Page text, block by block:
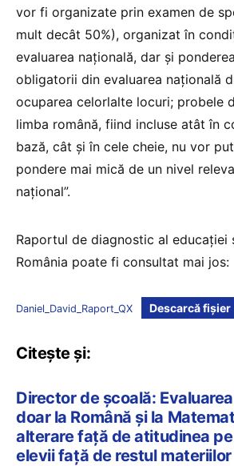
vor fi organizate prin examen de
mult decât 50%), organizat în
evaluarea națională, dar și
obligatorii din evaluarea națională
ocuparea celorlalte locuri; probele
limba română, fiind incluse atât în
bază, cât și în cele cheie, nu vor
pondere mai mică de un nivel
național”.
Raportul de diagnostic al educației
România poate fi consultat mai jos:
Daniel_David_Raport_QX Descarcă fișier
Citește și:
Director de școală:
doar la Română și la
alterare față de atitudinea
elevii față de restul materiilor